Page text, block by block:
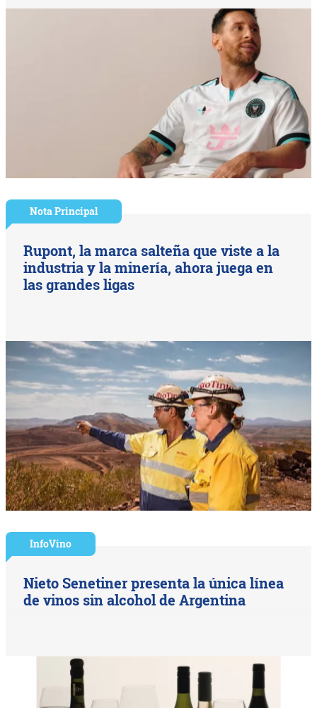
Nota Principal
Rupont, la marca salteña que viste a la
industria y la minería, ahora juega en
las grandes ligas
InfoVino
Nieto Senetiner presenta la única línea
de vinos sin alcohol de Argentina